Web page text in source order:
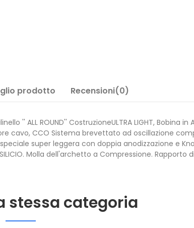
prodotto Recensioni(0)
ALL ROUND'' CostruzioneULTRA LIGHT, Bobina in
cavo, CCO Sistema brevettato ad oscillazione
speciale super leggera con doppia anodizzazione e
Molla dell'archetto a Compressione. Rapporto di
stessa categoria